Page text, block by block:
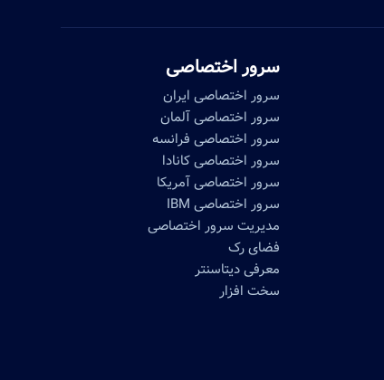
سرور اختصاصی
سرور اختصاصی ایران
سرور اختصاصی آلمان
سرور اختصاصی فرانسه
سرور اختصاصی کانادا
سرور اختصاصی آمریکا
سرور اختصاصی IBM
مدیریت سرور اختصاصی
فضای رک
معرفی دیتاسنتر
سخت افزار